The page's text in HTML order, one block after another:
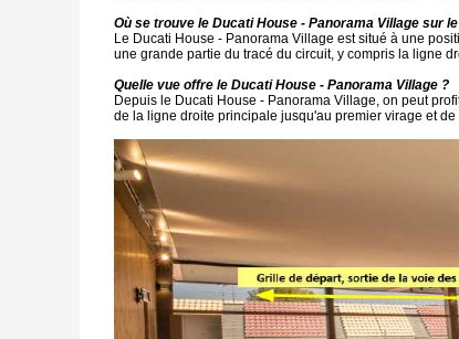
Où se trouve le Ducati House - Panorama Village sur
Le Ducati House - Panorama Village est situé à une
une grande partie du tracé du circuit, y compris la ligne
Quelle vue offre le Ducati House - Panorama Village ?
Depuis le Ducati House - Panorama Village, on peut
de la ligne droite principale jusqu'au premier virage et